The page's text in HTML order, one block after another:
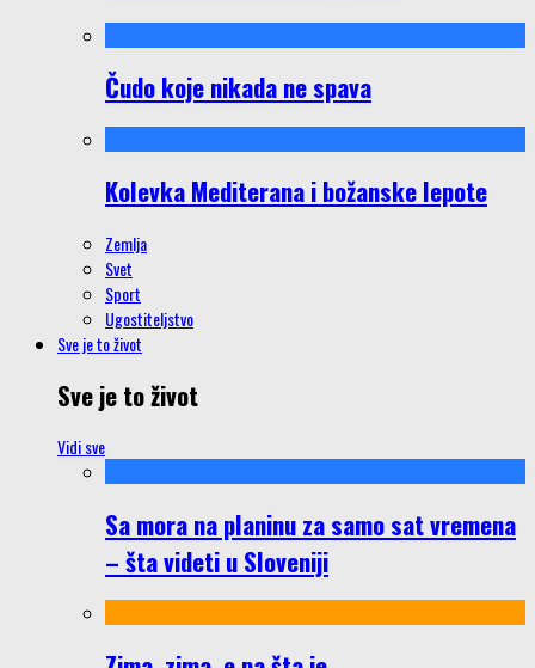
Čudo koje nikada ne spava
Kolevka Mediterana i božanske lepote
Zemlja
Svet
Sport
Ugostiteljstvo
Sve je to život
Sve je to život
Vidi sve
Sa mora na planinu za samo sat vremena
– šta videti u Sloveniji